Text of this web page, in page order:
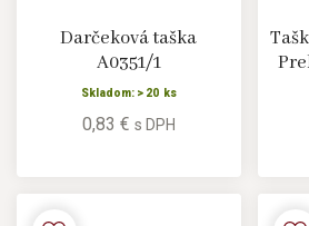
Darčeková taška
A0351/1
Skladom: > 20 ks
0,83 € s DPH